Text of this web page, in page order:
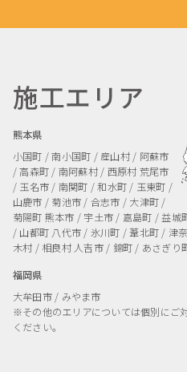
施工エリア
熊本県
小国町 / 南小国町 / 産山村 / 阿蘇市
/ 高森町 / 南阿蘇村 / 西原村 荒尾市
/ 玉名市 / 南関町 / 和水町 / 玉東町 /
山鹿市 / 菊池市 / 合志市 / 大津町 /
菊陽町 熊本市 / 宇土市 / 嘉島町 / 益城
/ 山都町 八代市 / 氷川町 / 葦北町 / 津
木村 / 相良村人吉市 / 錦町 / あさぎり
福岡県
大牟田市 / みやま市
※その他のエリアについては個別にご
ください。